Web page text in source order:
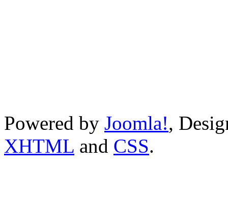
Powered by Joomla!,
XHTML and CSS.